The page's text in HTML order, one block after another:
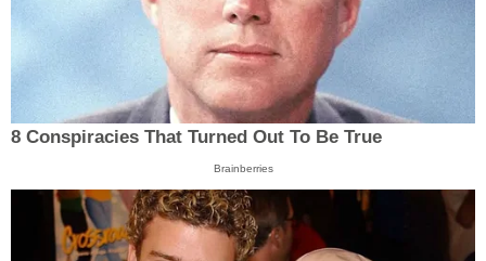
8 Conspiracies That Turned Out To Be True
Brainberries